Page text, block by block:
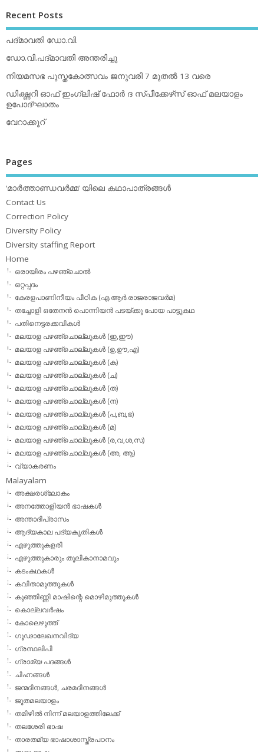
Recent Posts
പദ്മാവതി ഡോ.വി.
ഡോ.വി.പദ്മാവതി അന്തരിച്ചു
നിയമസഭ പുസ്തകോത്സവം ജനുവരി 7 മുതല്‍ 13 വരെ
ഡിക്ഷ്ണറി ഓഫ് ഇംഗ്ലിഷ് ഫോര്‍ ദ സ്പീക്കേഴ്‌സ് ഓഫ് മലയാളം
ഉപോദ്ഘാതം
വേറാക്കൂറ്
Pages
‘മാര്‍ത്താണ്ഡവര്‍മ്മ’ യിലെ കഥാപാത്രങ്ങള്‍
Contact Us
Correction Policy
Diversity Policy
Diversity staffing Report
Home
ഒരായിരം പഴഞ്ചൊല്‍
ഒറ്റപ്പദം
കേരളപാണിനീയം പീഠിക (എ.ആര്‍.രാജരാജവര്‍മ)
തച്ചോളി ഒതേനൻ പൊന്നിയൻ പടയ്‌ക്കു പോയ പാട്ടുകഥ
പതിനെട്ടരക്കവികള്‍
മലയാള പഴഞ്ചൊല്ലുകള്‍ (ഇ,ഈ)
മലയാള പഴഞ്ചൊല്ലുകള്‍ (ഉ,ഊ,എ)
മലയാള പഴഞ്ചൊല്ലുകള്‍ (ക)
മലയാള പഴഞ്ചൊല്ലുകള്‍ (ച)
മലയാള പഴഞ്ചൊല്ലുകള്‍ (ത)
മലയാള പഴഞ്ചൊല്ലുകള്‍ (ന)
മലയാള പഴഞ്ചൊല്ലുകള്‍ (പ,ബ,ഭ)
മലയാള പഴഞ്ചൊല്ലുകള്‍ (മ)
മലയാള പഴഞ്ചൊല്ലുകള്‍ (ര,വ,ശ,സ)
മലയാള പഴഞ്ചൊല്ലുകൾ (അ, ആ)
വ്യാകരണം
Malayalam
അക്ഷരശ്ലോകം
അനത്തോളിയന്‍ ഭാഷകള്‍
അന്താദിപ്രാസം
ആദ്യകാല പദ്യകൃതികള്‍
എഴുത്തുകളരി
എഴുത്തുകാരും തൂലികാനാമവും
കടംകഥകള്‍
കവിതാമുത്തുകള്‍
കുഞ്ഞിണ്ണി മാഷിന്റെ മൊഴിമുത്തുകള്‍
കൊല്ലവര്‍ഷം
കോലെഴുത്ത്
ഗൂഢാലേഖനവിദ്യ
ഗ്രന്ഥലിപി
ഗ്രാമ്യ പദങ്ങള്‍
ചിഹ്നങ്ങള്‍
ജന്മദിനങ്ങള്‍, ചരമദിനങ്ങള്‍
ജൂതമലയാളം
തമിഴില്‍ നിന്ന് മലയാളത്തിലേക്ക്
തലശേരി ഭാഷ
താരതമ്യ ഭാഷാശാസ്ത്രപഠനം